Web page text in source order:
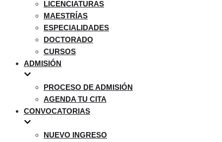
LICENCIATURAS
MAESTRÍAS
ESPECIALIDADES
DOCTORADO
CURSOS
ADMISIÓN
PROCESO DE ADMISIÓN
AGENDA TU CITA
CONVOCATORIAS
NUEVO INGRESO